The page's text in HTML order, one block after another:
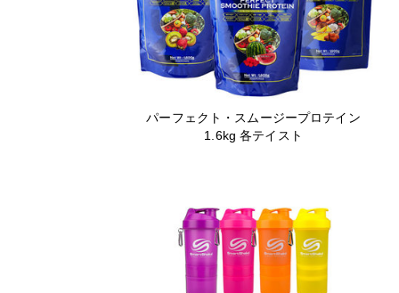
パーフェクト・スムージープロテイン
1.6kg 各テイスト